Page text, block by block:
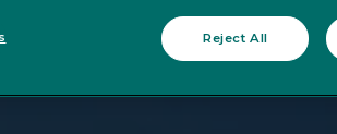
Reject All